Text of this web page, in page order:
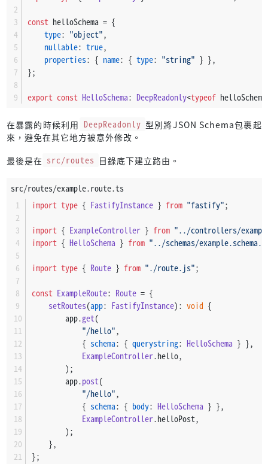
"SIGINT"
"SIGTERM"
"SIGHUP"
"SIGUSR1"
"SIGUSR2"
    ];
const signal
signals) {
        process.
() =>
try {
                    process.
                }
catch {
// do nothing
            }
        });
} else if (process.env.SOCKET_PATH) {
const socketPath = path.resolve(process.env.
    app.
listen({ path : socketPath }, (err
Logger error(err);
return ;
        }
chmodSync (socketPath, 0o777);
Logger
listen({ host : "0.0.0.0", port: PORT },
(err) {
        }
const helloSchema = {
type: "object",
nullable: true,
properties: { name: { type: "string" } },
};
export const HelloSchema: DeepReadonly<typeof
在暴露的時候利用 DeepReadonly 型別將JSON Schema包裹起
來，避免在其它地方被意外修改。
最後是在 src/routes 目錄底下建立路由。
src/routes/example.route.ts
import type { FastifyInstance } from "fastify";
import { ExampleController } from "../controllers/
import { HelloSchema } from "../schemas/
import type { Route } from "./route.js";
const ExampleRoute: Route = {
setRoutes(app: FastifyInstance): void {
        app.
get(
"/hello",
            {
schema: { querystring: HelloSchema } },
ExampleController.hello,
        );
        app.
post(
"/hello",
            {
schema: { body: HelloSchema } },
ExampleController.helloPost,
        );
    },
};